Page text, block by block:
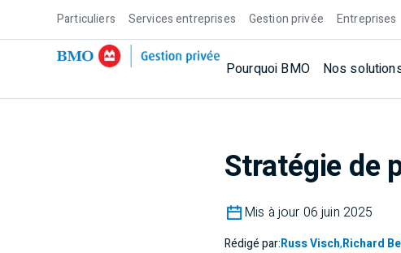
Particuliers Services entreprises Gestion privée Entreprises
Pourquoi BMO Nos
Stratégie de
Mis à jour 06 juin 2025
Rédigé par:Russ Visch,Richard